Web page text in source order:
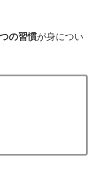
の習慣が身につい